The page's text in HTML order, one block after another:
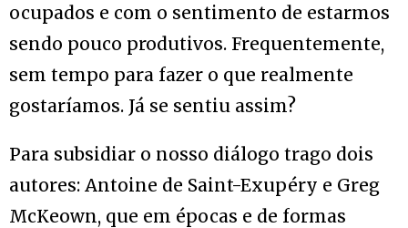
ocupados e com o sentimento de estarmos
sendo pouco produtivos. Frequentemente,
sem tempo para fazer o que realmente
gostaríamos. Já se sentiu assim?
Para subsidiar o nosso diálogo trago dois
autores: Antoine de Saint-Exupéry e Greg
McKeown, que em épocas e de formas